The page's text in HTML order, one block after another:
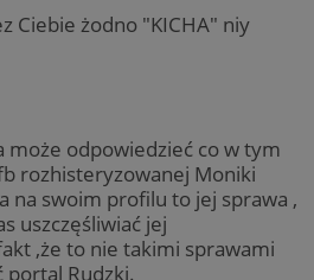
Ciebie żodno "KICHA" niy
może odpowiedzieć co w tym
rozhisteryzowanej Moniki
na swoim profilu to jej sprawa ,
uszczęśliwiać jej
,że to nie takimi sprawami
portal Rudzki.